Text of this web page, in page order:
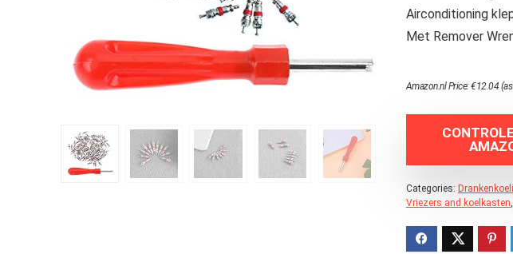
Airconditioning
Met Remover
Amazon.nl Price:€12.04
Categories:
Vriezers and koelkasten,